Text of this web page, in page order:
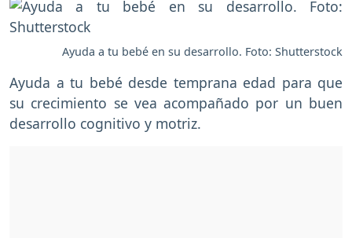
Ayuda a tu bebé en su desarrollo. Foto: Shutterstock
Ayuda a tu bebé desde temprana edad para que
su crecimiento se vea acompañado por un buen
desarrollo cognitivo y motriz.